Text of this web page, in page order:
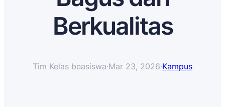
Berkualitas
Tim Kelas beasiswa·Mar 23, 2026·Kampus